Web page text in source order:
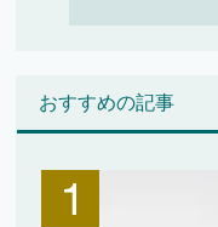
おすすめの記事